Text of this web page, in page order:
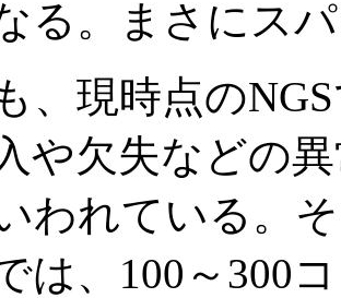
る。まさにス
、現時点のNGS
や欠失などの
われている。
は、100～300